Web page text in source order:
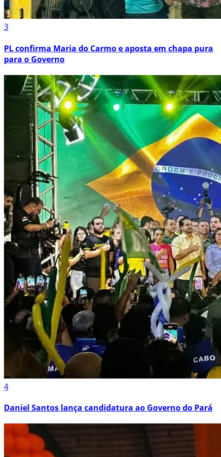
3
PL confirma Maria do Carmo e aposta em chapa pura
para o Governo
4
Daniel Santos lança candidatura ao Governo do Pará